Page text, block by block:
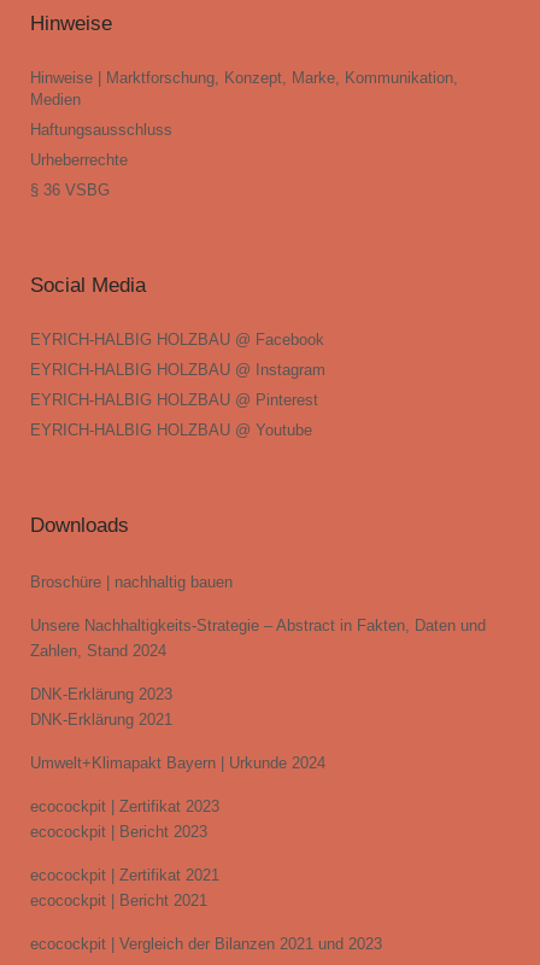
Hinweise
Hinweise | Marktforschung, Konzept, Marke, Kommunikation,
Medien
Haftungsausschluss
Urheberrechte
§ 36 VSBG
Social Media
EYRICH-HALBIG HOLZBAU @ Facebook
EYRICH-HALBIG HOLZBAU @ Instagram
EYRICH-HALBIG HOLZBAU @ Pinterest
EYRICH-HALBIG HOLZBAU @ Youtube
Downloads
Broschüre | nachhaltig bauen
Unsere Nachhaltigkeits-Strategie – Abstract in Fakten, Daten und
Zahlen, Stand 2024
DNK-Erklärung 2023
DNK-Erklärung 2021
Umwelt+Klimapakt Bayern | Urkunde 2024
ecocockpit | Zertifikat 2023
ecocockpit | Bericht 2023
ecocockpit | Zertifikat 2021
ecocockpit | Bericht 2021
ecocockpit | Vergleich der Bilanzen 2021 und 2023